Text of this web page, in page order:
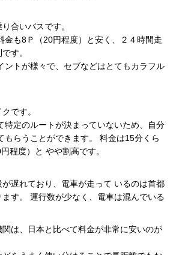
合いバスです。
金も8Ｐ（20円程度）と安く、２４時間走
す。
ントが様々で、セブなどはとてもカラフル
です。
特定のルートが決まっていないため、自分
もらうことができます。 料金は15分くら
程度）と やや割高です。
遅れており、電車が走って いるのは首都
す。 運行数が少なく、電車は混んでいる
は、日本と比べて料金が非常に安いのが